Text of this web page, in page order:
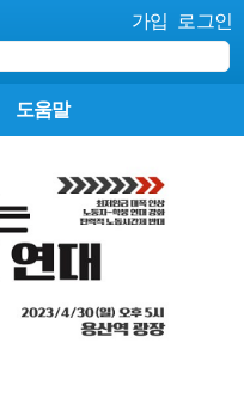
가입 로그인
도움말